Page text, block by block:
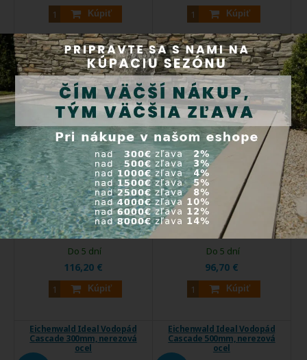
Kúpiť Kúpiť
Oase Waterfall Illumination
60 - osvetlenie vodopádu
Osvetlenie Waterfall
Illumination zvýrazňuje ...
Kód produktu:51209
116,20 €
Kúpiť
Do 5 dní
Oase Waterfall Illumination
30 - osvetlenie vodopádu
Osvetlenie Waterfall
Illumination zvýrazňuje ...
Kód produktu:
96,70 €
Kúpiť
Do 5 dní
Eichenwald Ideal Vodopád
Cascade 300mm, nerezová
ocel
Eichenwald Ideal Vodopád
Cascade 500mm, nerezová
ocel